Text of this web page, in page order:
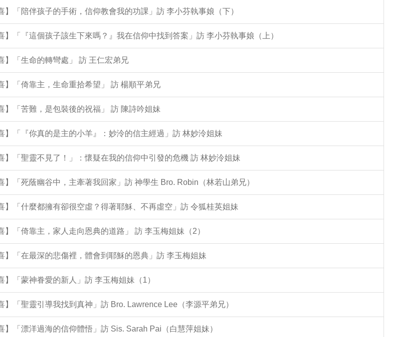
】「陪伴孩子的手術，信仰教會我的功課」訪 李小芬執事娘（下）
】「『這個孩子該生下來嗎？』我在信仰中找到答案」訪 李小芬執事娘（上）
】「生命的轉彎處」 訪 王仁宏弟兄
】「倚靠主，生命重拾希望」 訪 楊順平弟兄
】「苦難，是包裝後的祝福」 訪 陳詩吟姐妹
】「『你真的是主的小羊』：妙泠的信主經過」訪 林妙泠姐妹
】「聖靈不見了！」：懷疑在我的信仰中引發的危機 訪 林妙泠姐妹
】「死蔭幽谷中，主牽著我回家」訪 神學生 Bro. Robin（林若山弟兄）
】「什麼都擁有卻很空虛？得著耶穌、不再虛空」訪 令狐桂英姐妹
】「倚靠主，家人走向恩典的道路」 訪 李玉梅姐妹（2）
】「在最深的悲傷裡，體會到耶穌的恩典」訪 李玉梅姐妹
】「蒙神眷愛的新人」訪 李玉梅姐妹（1）
】「聖靈引導我找到真神」訪 Bro. Lawrence Lee（李源平弟兄）
】「漂洋過海的信仰體悟」訪 Sis. Sarah Pai（白慧萍姐妹）